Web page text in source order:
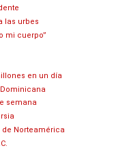
las urbes
mi cuerpo”
en un día
semana
de Norteamérica